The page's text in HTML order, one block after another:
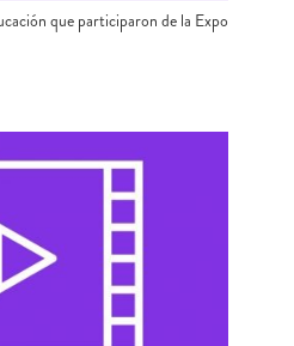
que participaron de la Expo